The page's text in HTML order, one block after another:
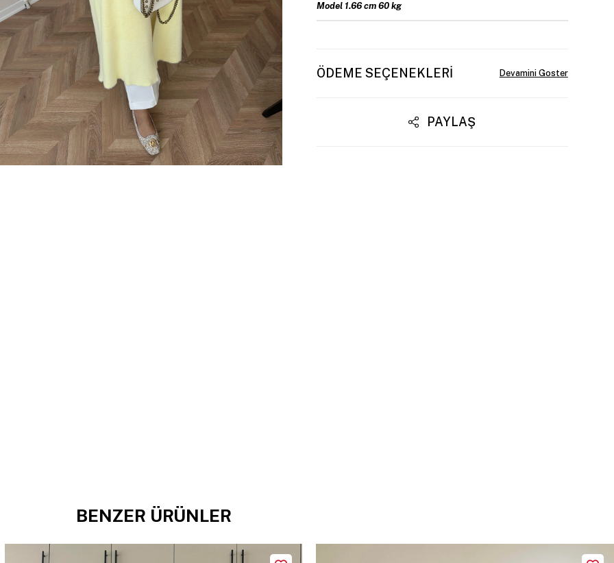
Model 1.66 cm 60 kg
ÖDEME SEÇENEKLERI
PAYLAŞ
BENZER ÜRÜNLER